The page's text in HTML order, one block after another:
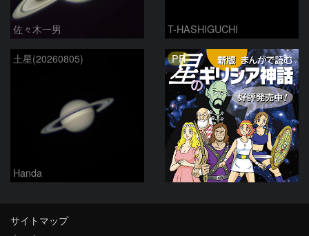
佐々木一男 T-HASHIGUCHI
土星(20260805)
Handa
PR
サイトマップ